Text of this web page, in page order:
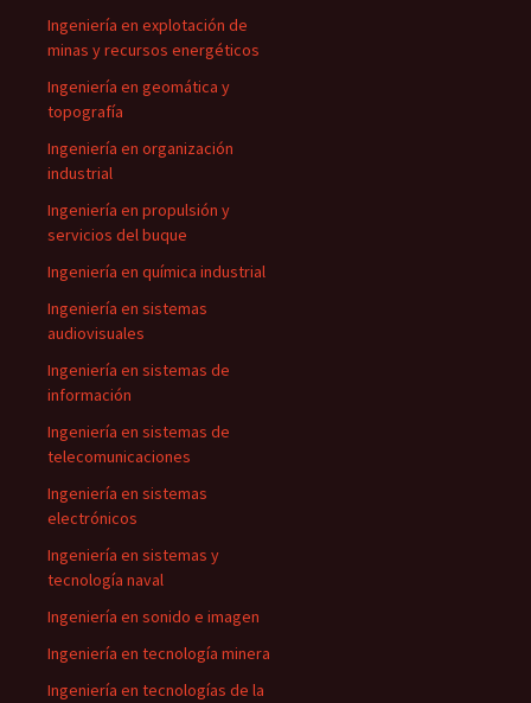
Ingeniería en explotación de
minas y recursos energéticos
Ingeniería en geomática y
topografía
Ingeniería en organización
industrial
Ingeniería en propulsión y
servicios del buque
Ingeniería en química industrial
Ingeniería en sistemas
audiovisuales
Ingeniería en sistemas de
información
Ingeniería en sistemas de
telecomunicaciones
Ingeniería en sistemas
electrónicos
Ingeniería en sistemas y
tecnología naval
Ingeniería en sonido e imagen
Ingeniería en tecnología minera
Ingeniería en tecnologías de la